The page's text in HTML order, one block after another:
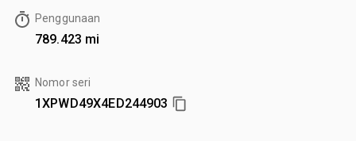
Penggunaan
789.423 mi
Nomor seri
1XPWD49X4ED244903